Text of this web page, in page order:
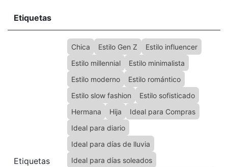
Etiquetas
Etiquetas
Chica Estilo Gen Z
Estilo influencer
Estilo millennial
Estilo minimalista
Estilo moderno
Estilo romántico
Estilo slow fashion
Estilo sofisticado
Hermana
Hija
Ideal para Compras
Ideal para diario
Ideal para días de lluvia
Ideal para días soleados